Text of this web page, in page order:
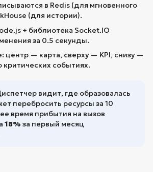
в Redis (для мгновенного
(для истории).
+ библиотека Socket.IO
за 0.5 секунды.
центр — карта, сверху — KPI, снизу —
событиях.
видит, где образовалась
перебросить ресурсы за 10
время прибытия на вызов
18% за первый месяц